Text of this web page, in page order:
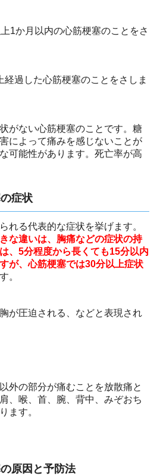
1か月以内の心筋梗塞のことをさ
過した心筋梗塞のことをさしま
がない心筋梗塞のことです。糖
によって痛みを感じないことが
可能性があります。死亡率が高
症状
れる代表的な症状を挙げます。
な違いは、胸痛などの症状の持
、5分程度から長くても15分以内
が、心筋梗塞では30分以上症状
。
が圧迫される、などと表現され
外の部分が痛むことを放散痛と
、喉、首、腕、背中、みぞおち
ます。
原因と予防法